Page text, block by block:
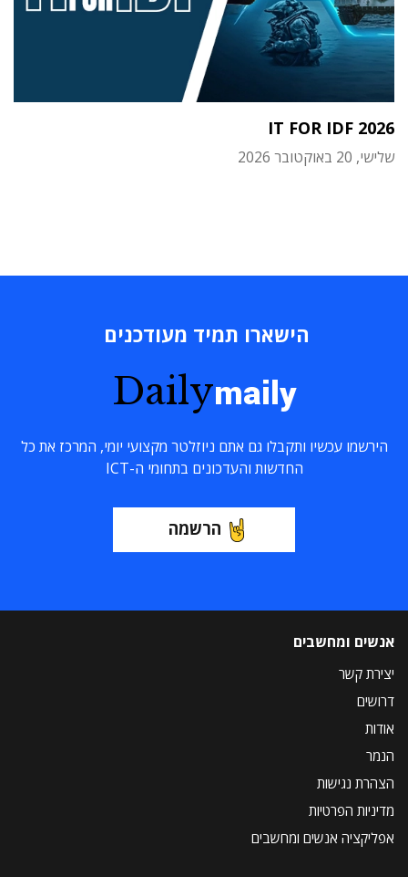
IT FOR IDF 2026
שלישי, 20 באוקטובר 2026
הישארו תמיד מעודכנים
Dailymaily
הירשמו עכשיו ותקבלו גם אתם ניוזלטר מקצועי יומי, המרכז את כל
החדשות והעדכונים בתחומי ה-ICT
הרשמה
אנשים ומחשבים
יצירת קשר
דרושים
אודות
הנמר
הצהרת נגישות
מדיניות הפרטיות
אפליקציה אנשים ומחשבים